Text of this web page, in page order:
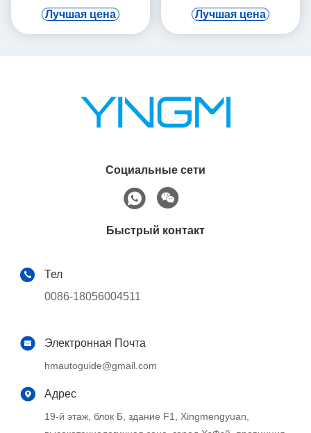
устройства ушной подвески
Лучшая цена
Поддержка цифровой вод и
автоматическая индукция
Лучшая цена
Социальные сети
Быстрый контакт
Тел
0086-18056004511
Электронная Почта
hmautoguide@gmail.com
Адрес
19-й этаж, блок Б, здание F1, Xingmengyuan,